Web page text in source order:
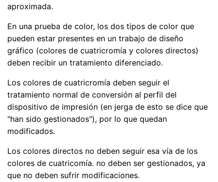
aproximada.
En una prueba de color, los dos tipos de color que
pueden estar presentes en un trabajo de diseño
gráfico (colores de cuatricromía y colores directos)
deben recibir un tratamiento diferenciado.
Los colores de cuatricromía deben seguir el
tratamiento normal de conversión al perfil del
dispositivo de impresión (en jerga de esto se dice que
"han sido gestionados"), por lo que quedan
modificados.
Los colores directos no deben seguir esa vía de los
colores de cuatricomía. no deben ser gestionados, ya
que no deben sufrir modificaciones.